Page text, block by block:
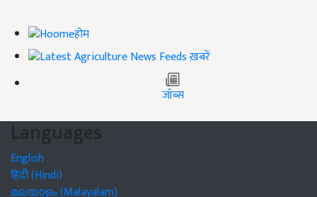
होम
ख़बरें
जॉब्स
Languages
English
हिंदी (Hindi)
മലയാളം (Malayalam)